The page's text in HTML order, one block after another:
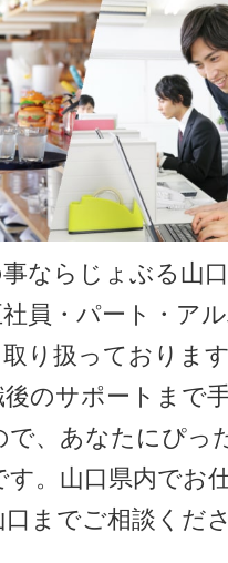
ならじょぶる山
員・パート・ア
り扱っておりま
のサポートまで
で、あなたにぴっ
。山口県内でお
までご相談くだ